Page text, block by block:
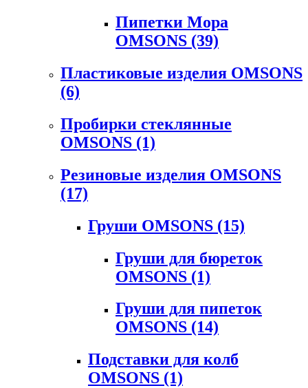
Пипетки Мора
OMSONS (39)
Пластиковые изделия OMSONS
(6)
Пробирки стеклянные
OMSONS (1)
Резиновые изделия OMSONS
(17)
Груши OMSONS (15)
Груши для бюреток
OMSONS (1)
Груши для пипеток
OMSONS (14)
Подставки для колб
OMSONS (1)